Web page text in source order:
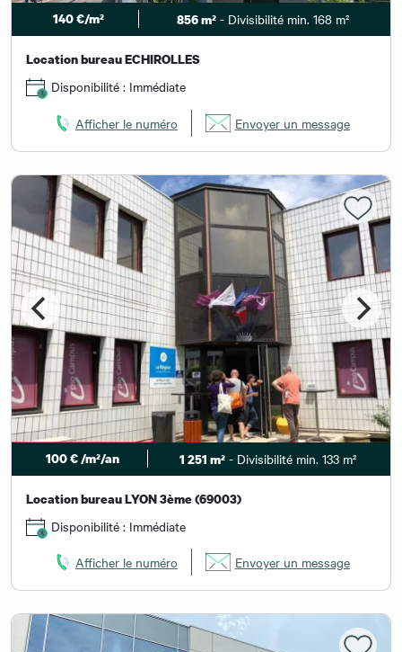
140 €/m² 856 m² - Divisibilité min. 168 m²
Location bureau ECHIROLLES
Disponibilité : Immédiate
Afficher le numéro Envoyer un message
100 € /m²/an 1 251 m²- Divisibilité min. 133 m²
Location bureau LYON 3ème (69003)
Disponibilité : Immédiate
Afficher le numéro Envoyer un message